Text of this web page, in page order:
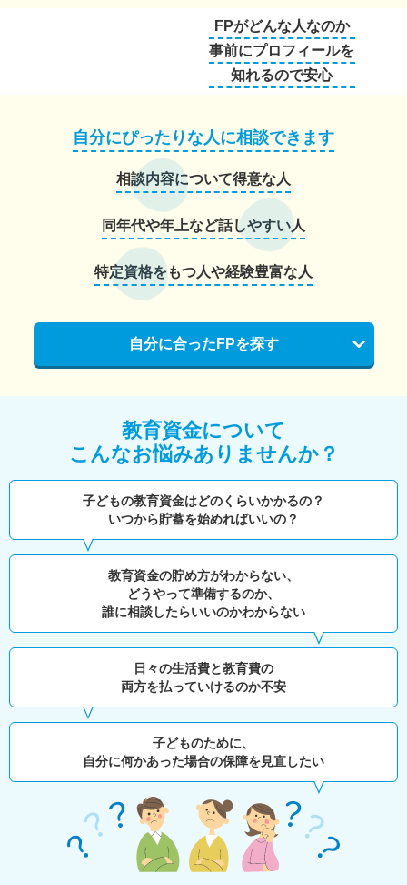
FPがどんな人なのか
事前にプロフィールを
知れるので安心
自分にぴったりな人に相談できます
相談内容について得意な人
同年代や年上など話しやすい人
特定資格をもつ人や経験豊富な人
自分に合ったFPを探す
教育資金について
こんなお悩みありませんか？
子どもの教育資金はどのくらいかかるの？
いつから貯蓄を始めればいいの？
教育資金の貯め方がわからない、
どうやって準備するのか、
誰に相談したらいいのかわからない
日々の生活費と教育費の
両方を払っていけるのか不安
子どものために、
自分に何かあった場合の保障を見直したい